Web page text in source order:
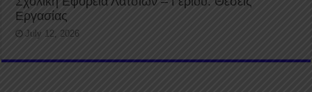
Εργασίας
July 12, 2026